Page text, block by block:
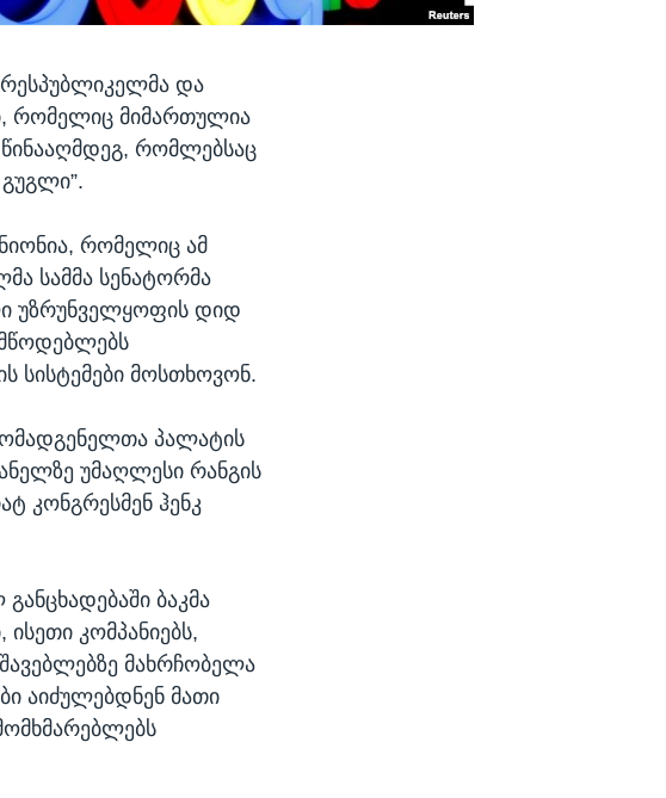
და
რომელიც მიმართულია
რომლებსაც
რომელიც ამ
სამმა სენატორმა
უზრუნველყოფის დიდ
სისტემები მოსთხოვონ.
პალატის
უმაღლესი რანგის
კონგრესმენ ჰენკ
ბაკმა
კომპანიებს,
მახრჩობელა
აიძულებდნენ მათი